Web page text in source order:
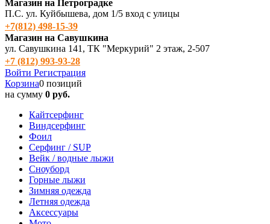
Магазин на Петроградке
П.С. ул. Куйбышева, дом 1/5 вход с улицы
+7(812) 498‑15-39
Магазин на Савушкина
ул. Савушкина 141, ТК "Меркурий" 2 этаж, 2-507
+7 (812) 993-93-28
Войти Регистрация
Корзина0 позиций
на сумму 0 руб.
Кайтсерфинг
Виндсерфинг
Фоил
Серфинг / SUP
Вейк / водные лыжи
Сноуборд
Горные лыжи
Зимняя одежда
Летняя одежда
Аксессуары